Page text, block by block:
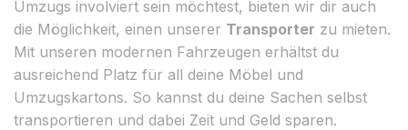
Umzugs involviert sein möchtest, bieten wir dir auch
die Möglichkeit, einen unserer Transporter zu mieten.
Mit unseren modernen Fahrzeugen erhältst du
ausreichend Platz für all deine Möbel und
Umzugskartons. So kannst du deine Sachen selbst
transportieren und dabei Zeit und Geld sparen.